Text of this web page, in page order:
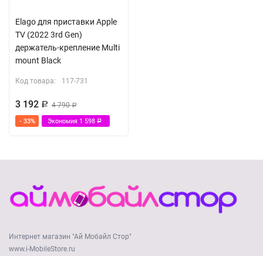
Elago для приставки Apple
TV (2022 3rd Gen)
держатель-крепление Multi
mount Black
Код товара: 117-731
3 192 Р 4 790Р
- 33% Экономия 1 598 Р
Интернет магазин "Ай Мобайл Стор"
www.i-MobileStore.ru